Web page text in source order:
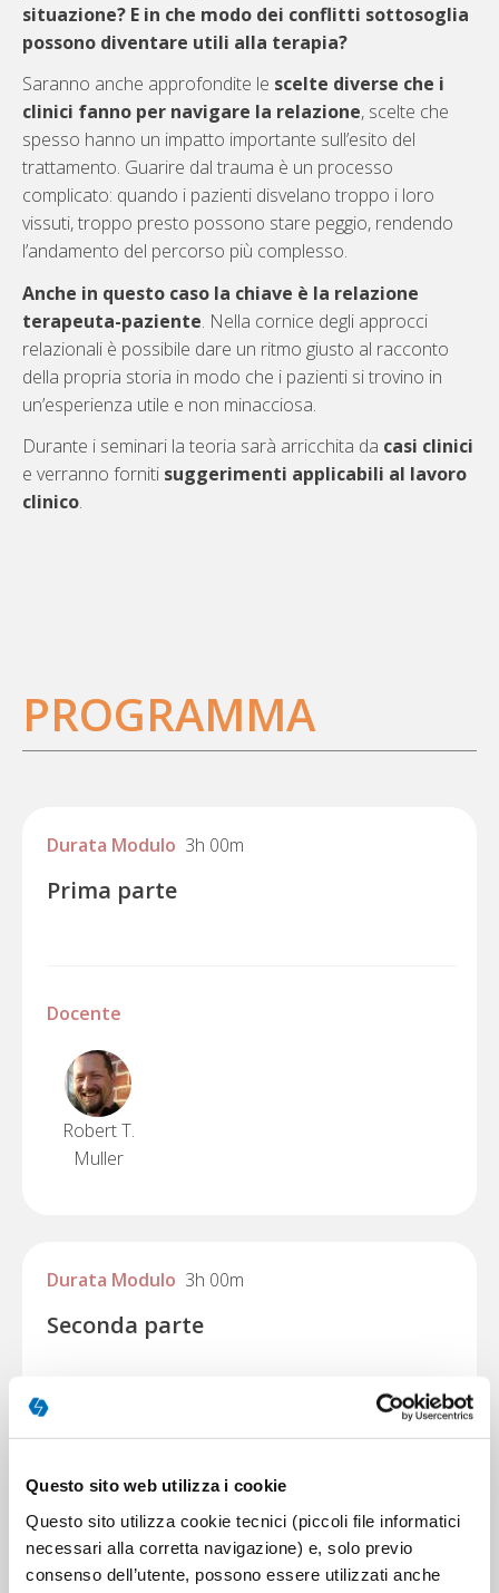
Questo sito web utilizza i cookie
Questo sito utilizza cookie tecnici (piccoli file informatici
necessari alla corretta navigazione) e, solo previo
consenso dell’utente, possono essere utilizzati anche
situazione? E in che modo dei conflitti sottosoglia
possono diventare utili alla terapia?
Saranno anche approfondite le scelte diverse che i
clinici fanno per navigare la relazione, scelte che
spesso hanno un impatto importante sull’esito del
trattamento. Guarire dal trauma è un processo
complicato: quando i pazienti disvelano troppo i loro
vissuti, troppo presto possono stare peggio, rendendo
l’andamento del percorso più complesso.
Anche in questo caso la chiave è la relazione
terapeuta-paziente. Nella cornice degli approcci
relazionali è possibile dare un ritmo giusto al racconto
della propria storia in modo che i pazienti si trovino in
un’esperienza utile e non minacciosa.
Durante i seminari la teoria sarà arricchita da casi clinici
e verranno forniti suggerimenti applicabili al lavoro
clinico.
PROGRAMMA
Durata Modulo 3h 00m
Prima parte
Docente
Robert T.
Muller
Durata Modulo 3h 00m
Seconda parte
Robert T.